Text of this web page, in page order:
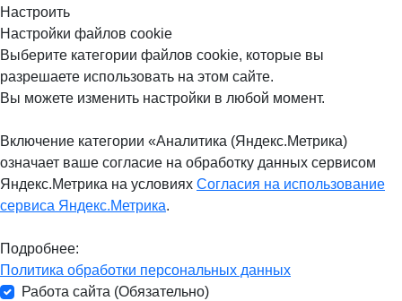
Настроить
Настройки файлов cookie
Выберите категории файлов cookie, которые вы
разрешаете использовать на этом сайте.
Вы можете изменить настройки в любой момент.
Включение категории «Аналитика (Яндекс.Метрика)
означает ваше согласие на обработку данных сервисом
Яндекс.Метрика на условиях Согласия на использование
сервиса Яндекс.Метрика.
Подробнее:
Политика обработки персональных данных
Работа сайта (Обязательно)